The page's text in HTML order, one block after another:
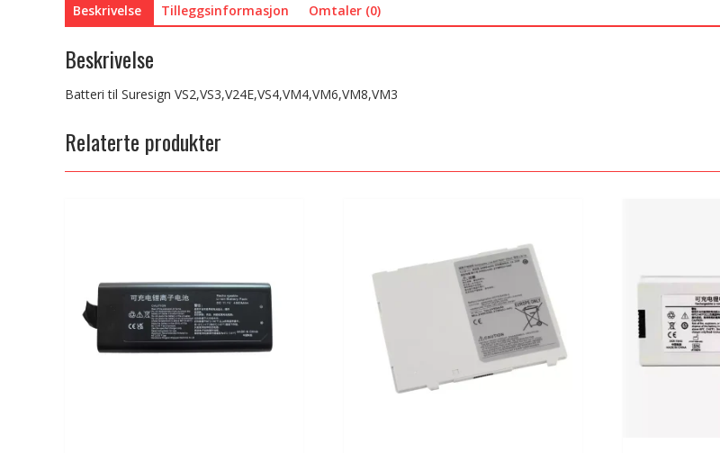
Beskrivelse Tilleggsinformasjon Omtaler (0)
Beskrivelse
Batteri til Suresign VS2,VS3,V24E,VS4,VM4,VM6,VM8,VM3
Relaterte produkter